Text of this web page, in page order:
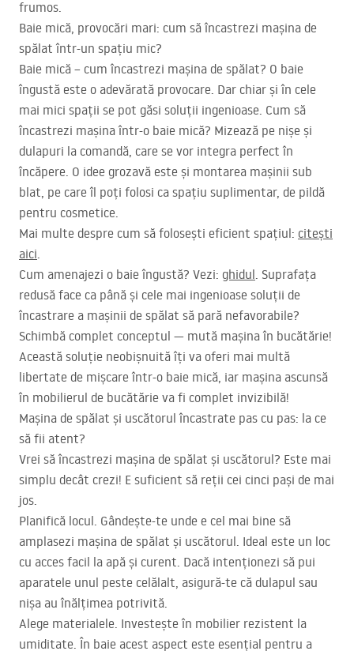
frumos.
Baie mică, provocări mari: cum să încastrezi mașina de
spălat într-un spațiu mic?
Baie mică – cum încastrezi mașina de spălat? O baie
îngustă este o adevărată provocare. Dar chiar și în cele
mai mici spații se pot găsi soluții ingenioase. Cum să
încastrezi mașina într-o baie mică? Mizează pe nișe și
dulapuri la comandă, care se vor integra perfect în
încăpere. O idee grozavă este și montarea mașinii sub
blat, pe care îl poți folosi ca spațiu suplimentar, de pildă
pentru cosmetice.
Mai multe despre cum să folosești eficient spațiul: citești
aici.
Cum amenajezi o baie îngustă? Vezi: ghidul. Suprafața
redusă face ca până și cele mai ingenioase soluții de
încastrare a mașinii de spălat să pară nefavorabile?
Schimbă complet conceptul — mută mașina în bucătărie!
Această soluție neobișnuită îți va oferi mai multă
libertate de mișcare într-o baie mică, iar mașina ascunsă
în mobilierul de bucătărie va fi complet invizibilă!
Mașina de spălat și uscătorul încastrate pas cu pas: la ce
să fii atent?
Vrei să încastrezi mașina de spălat și uscătorul? Este mai
simplu decât crezi! E suficient să reții cei cinci pași de mai
jos.
Planifică locul. Gândește-te unde e cel mai bine să
amplasezi mașina de spălat și uscătorul. Ideal este un loc
cu acces facil la apă și curent. Dacă intenționezi să pui
aparatele unul peste celălalt, asigură-te că dulapul sau
nișa au înălțimea potrivită.
Alege materialele. Investește în mobilier rezistent la
umiditate. În baie acest aspect este esențial pentru a